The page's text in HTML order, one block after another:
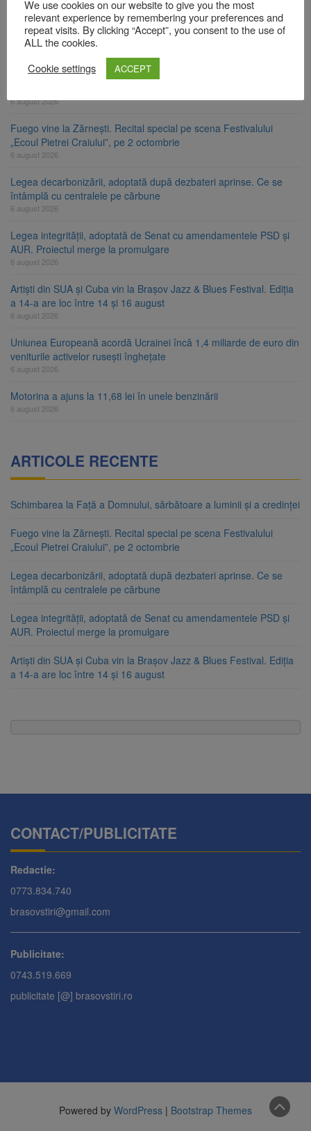
TOP ȘTIRI
6 august 2026
Fuego vine la Zărnești. Recital special pe scena Festivalului
„Ecoul Pietrei Craiului”, pe 2 octombrie
6 august 2026
Legea decarbonizării, adoptată după dezbateri aprinse. Ce se
întâmplă cu centralele pe cărbune
6 august 2026
Legea integrității, adoptată de Senat cu amendamentele PSD și
AUR. Proiectul merge la promulgare
6 august 2026
Artiști din SUA și Cuba vin la Brașov Jazz & Blues Festival. Ediția
a 14-a are loc între 14 și 16 august
6 august 2026
Uniunea Europeană acordă Ucrainei încă 1,4 miliarde de euro din
veniturile activelor rusești înghețate
6 august 2026
Motorina a ajuns la 11,68 lei în unele benzinării
6 august 2026
ARTICOLE RECENTE
Schimbarea la Față a Domnului, sărbătoare a luminii și a credinței
Fuego vine la Zărnești. Recital special pe scena Festivalului
„Ecoul Pietrei Craiului”, pe 2 octombrie
Legea decarbonizării, adoptată după dezbateri aprinse. Ce se
întâmplă cu centralele pe cărbune
Legea integrității, adoptată de Senat cu amendamentele PSD și
AUR. Proiectul merge la promulgare
Artiști din SUA și Cuba vin la Brașov Jazz & Blues Festival. Ediția
a 14-a are loc între 14 și 16 august
CONTACT/PUBLICITATE
Redactie:
0773.834.740
brasovstiri@gmail.com
Publicitate:
0743.519.669
publicitate [@] brasovstiri.ro
Powered by WordPress | Bootstrap Themes
We use cookies on our website to give you the most
relevant experience by remembering your preferences and
repeat visits. By clicking “Accept”, you consent to the use of
ALL the cookies.
Cookie settings
ACCEPT